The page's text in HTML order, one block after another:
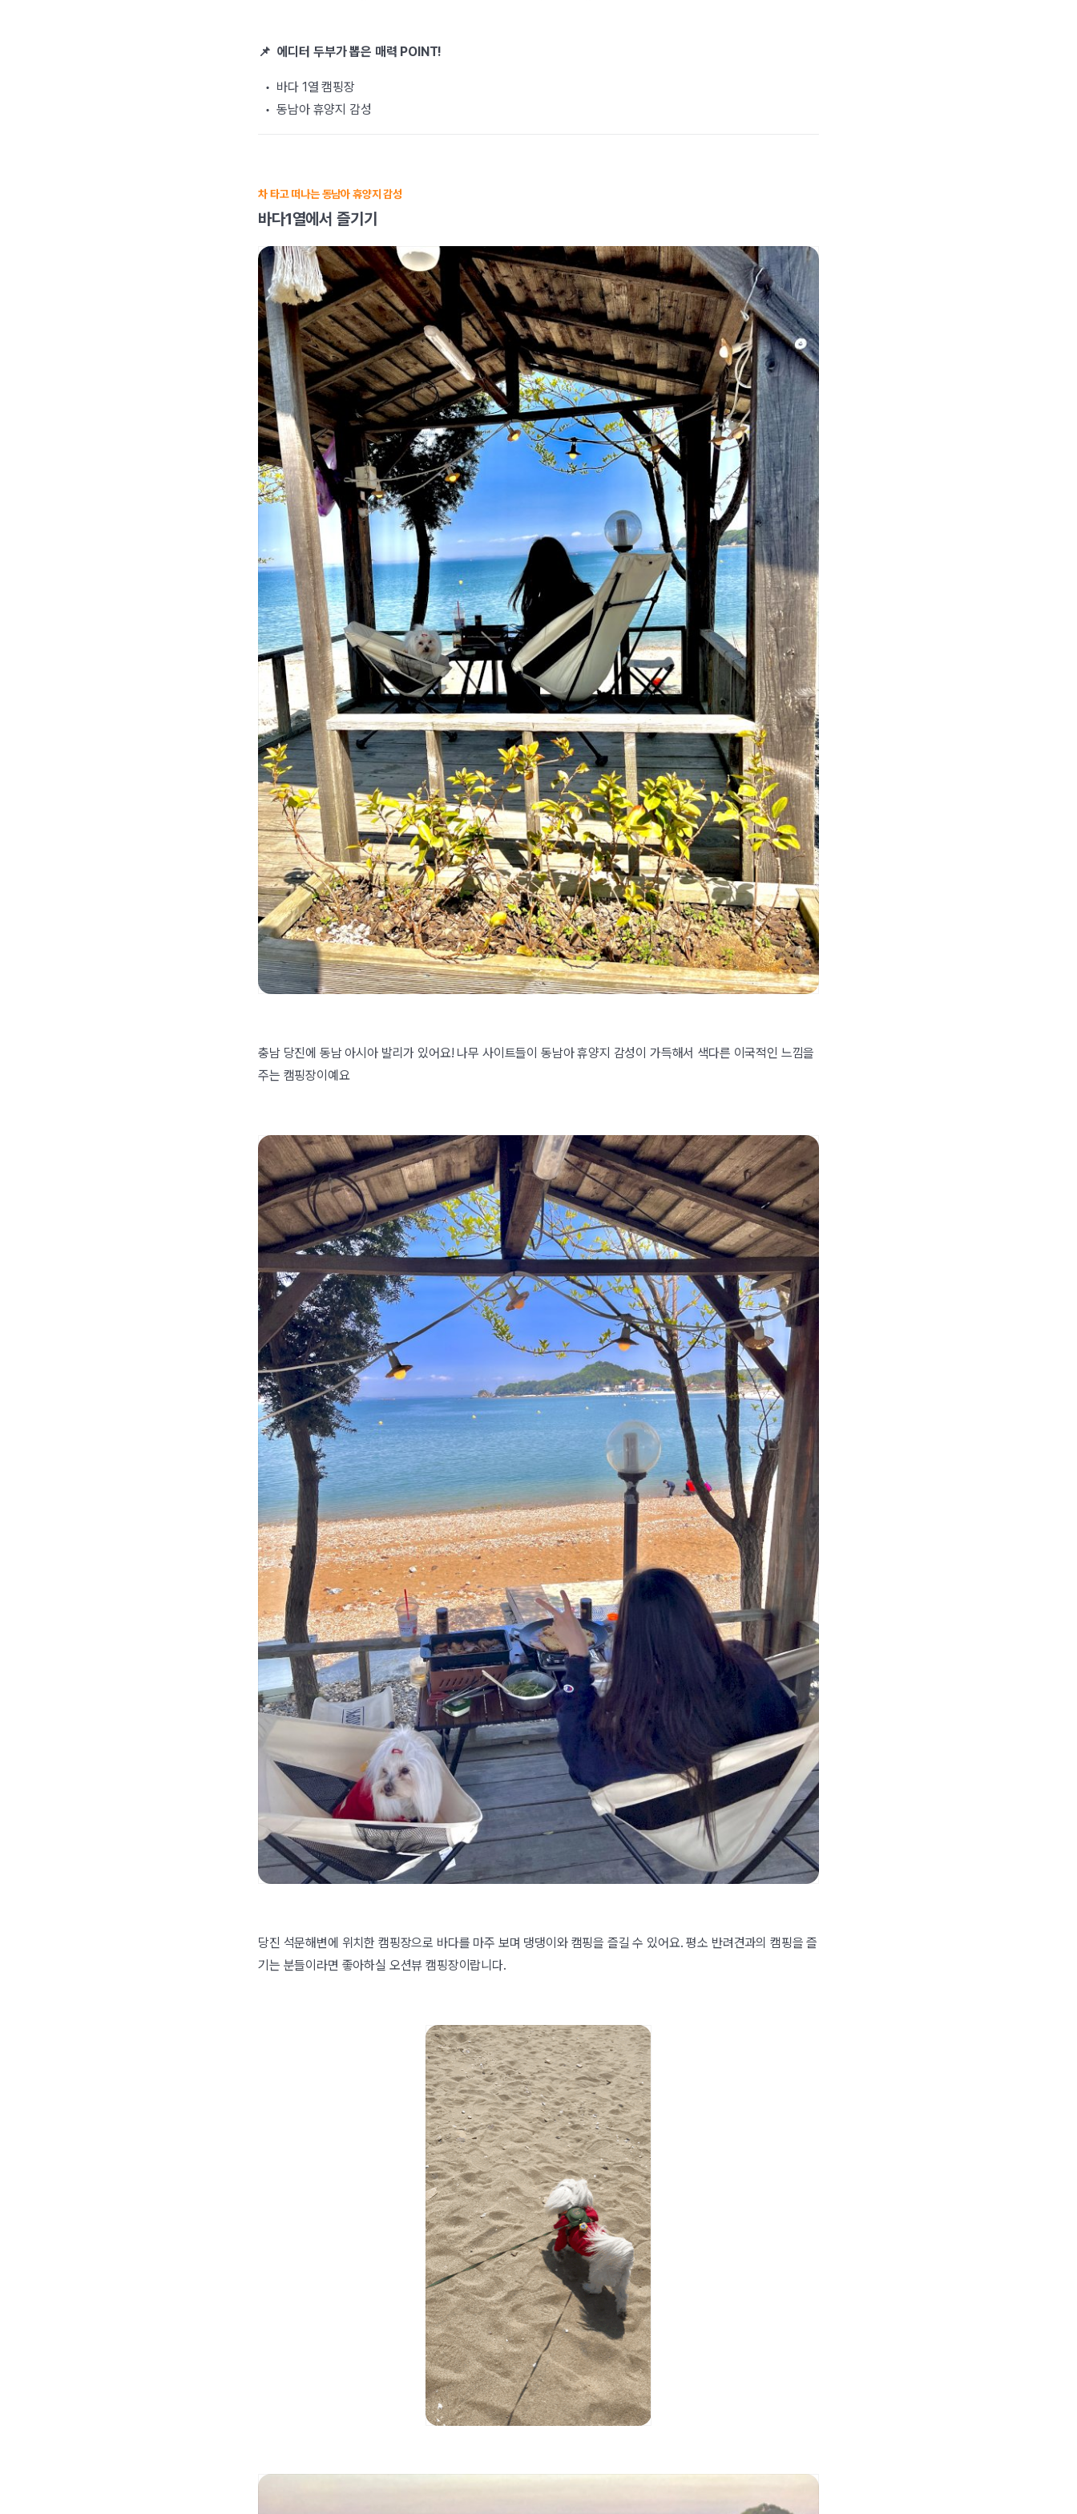
📌 에디터 두부가 뽑은 매력 POINT!
• 바다 1열 캠핑장
• 동남아 휴양지 감성
차 타고 떠나는 동남아 휴양지 감성
바다1열에서 즐기기
충남 당진에 동남 아시아 발리가 있어요! 나무 사이트들이 동남아 휴양지 감성이 가득해서 색다른 이국적인 느낌을
주는 캠핑장이예요
당진 석문해변에 위치한 캠핑장으로 바다를 마주 보며 댕댕이와 캠핑을 즐길 수 있어요. 평소 반려견과의 캠핑을 즐
기는 분들이라면 좋아하실 오션뷰 캠핑장이랍니다.